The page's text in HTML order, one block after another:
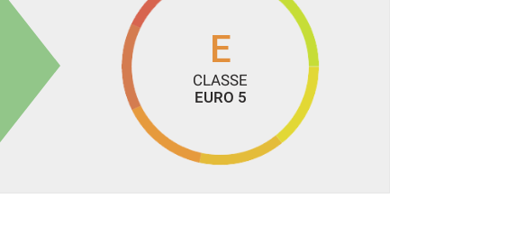
o Aeroporto più vicino.
ispezionare da un meccanico specialista o di vostra
AUTO!!
per fornirvi ulteriori informazioni e chiarimenti, e per
E
CLASSE
EURO 5